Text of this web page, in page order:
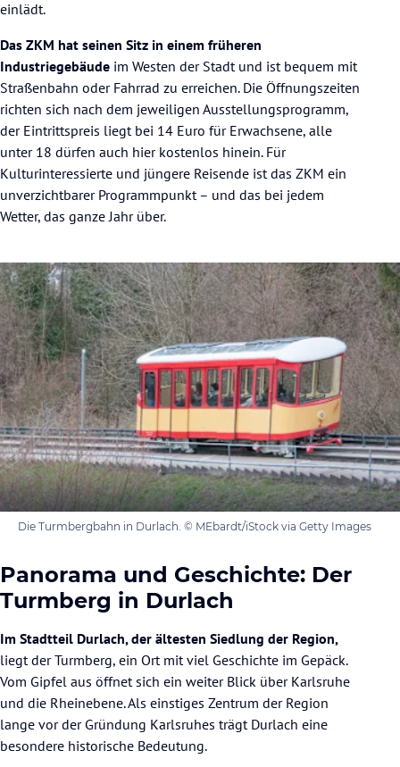
einlädt.
Das ZKM hat seinen Sitz in einem früheren
Industriegebäude im Westen der Stadt und ist bequem mit
Straßenbahn oder Fahrrad zu erreichen. Die Öffnungszeiten
richten sich nach dem jeweiligen Ausstellungsprogramm,
der Eintrittspreis liegt bei 14 Euro für Erwachsene, alle
unter 18 dürfen auch hier kostenlos hinein. Für
Kulturinteressierte und jüngere Reisende ist das ZKM ein
unverzichtbarer Programmpunkt – und das bei jedem
Wetter, das ganze Jahr über.
Die Turmbergbahn in Durlach. © MEbardt/iStock via Getty Images
Panorama und Geschichte: Der
Turmberg in Durlach
Im Stadtteil Durlach, der ältesten Siedlung der Region,
liegt der Turmberg, ein Ort mit viel Geschichte im Gepäck.
Vom Gipfel aus öffnet sich ein weiter Blick über Karlsruhe
und die Rheinebene. Als einstiges Zentrum der Region
lange vor der Gründung Karlsruhes trägt Durlach eine
besondere historische Bedeutung.